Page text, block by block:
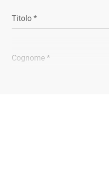
Titolo *
Cognome *